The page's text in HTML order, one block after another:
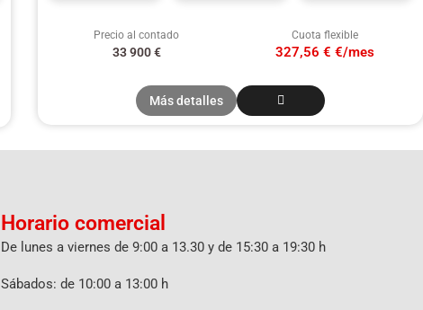
Precio al contado Cuota flexible
33 900€ 327,56 € €/mes
Más detalles
Horario comercial
De lunes a viernes de 9:00 a 13.30 y de 15:30 a 19:30 h
Sábados: de 10:00 a 13:00 h